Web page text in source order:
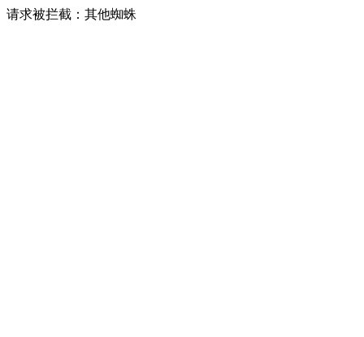
请求被拦截：其他蜘蛛